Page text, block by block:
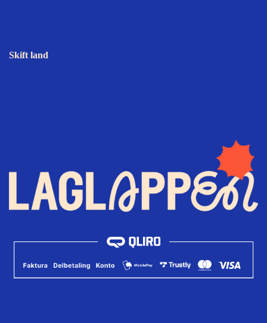
Skift land